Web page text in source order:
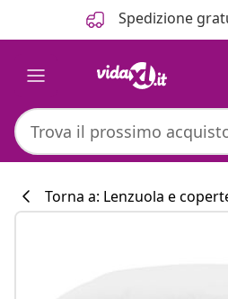
Spedizione
Torna a: Lenzuola e